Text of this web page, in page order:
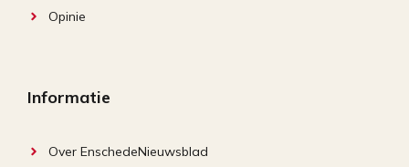
Opinie
Informatie
Over EnschedeNieuwsblad